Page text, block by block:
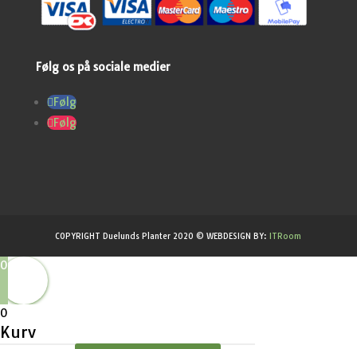
Følg os på sociale medier
Følg
Følg
COPYRIGHT Duelunds Planter 2020 © WEBDESIGN BY: ITRoom
0
0
Kurv